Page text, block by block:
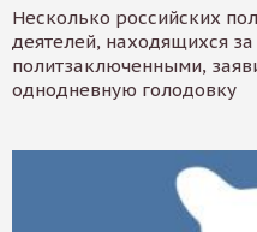
Несколько российских
деятелей, находящихся
политзаключенными,
однодневную голодовку